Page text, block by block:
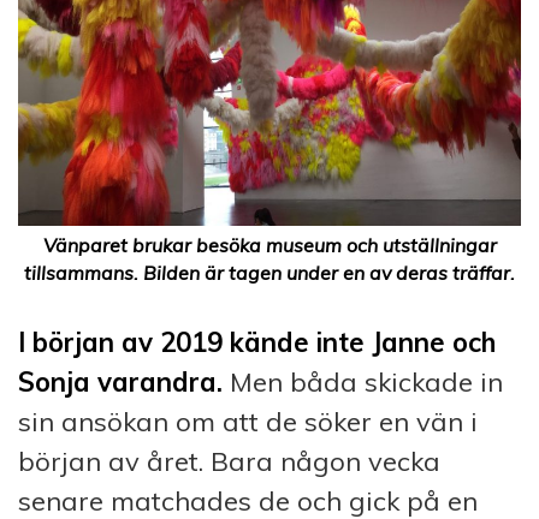
Vänparet brukar besöka museum och utställningar
tillsammans. Bilden är tagen under en av deras träffar.
I början av 2019 kände inte Janne och
Sonja varandra. Men båda skickade in
sin ansökan om att de söker en vän i
början av året. Bara någon vecka
senare matchades de och gick på en